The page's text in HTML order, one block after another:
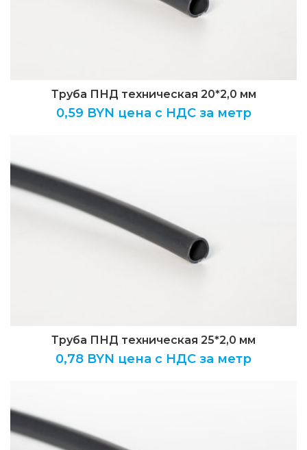
Труба ПНД техническая 20*2,0 мм
0,59 BYN цена с НДС за метр
Труба ПНД техническая 25*2,0 мм
0,78 BYN цена с НДС за метр